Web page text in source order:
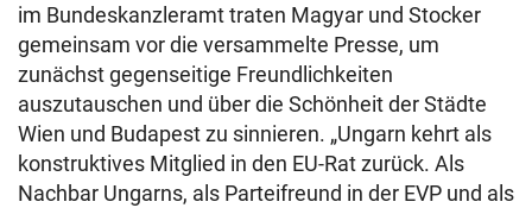
im Bundeskanzleramt traten Magyar und Stocker
gemeinsam vor die versammelte Presse, um
zunächst gegenseitige Freundlichkeiten
auszutauschen und über die Schönheit der Städte
Wien und Budapest zu sinnieren. „Ungarn kehrt als
konstruktives Mitglied in den EU-Rat zurück. Als
Nachbar Ungarns, als Parteifreund in der EVP und als